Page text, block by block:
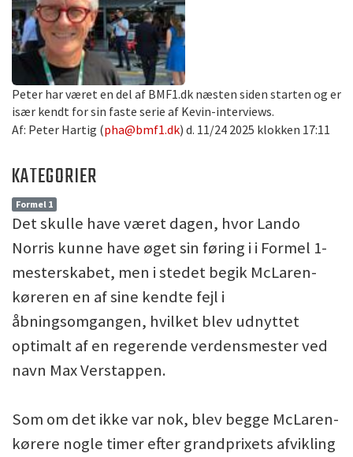
Peter har været en del af BMF1.dk næsten siden starten og er
især kendt for sin faste serie af Kevin-interviews.
Af: Peter Hartig (pha@bmf1.dk) d. 11/24 2025 klokken 17:11
KATEGORIER
Formel 1
Det skulle have været dagen, hvor Lando
Norris kunne have øget sin føring i i Formel 1-
mesterskabet, men i stedet begik McLaren-
køreren en af sine kendte fejl i
åbningsomgangen, hvilket blev udnyttet
optimalt af en regerende verdensmester ved
navn Max Verstappen.
Som om det ikke var nok, blev begge McLaren-
kørere nogle timer efter grandprixets afvikling